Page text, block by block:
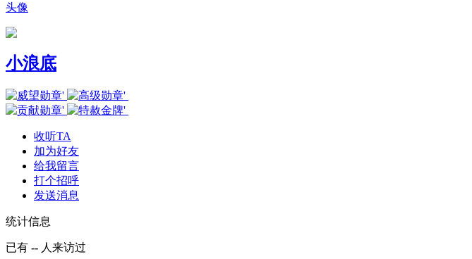
头像
小浪底
收听TA
加为好友
给我留言
打个招呼
发送消息
统计信息
已有 -- 人来访过